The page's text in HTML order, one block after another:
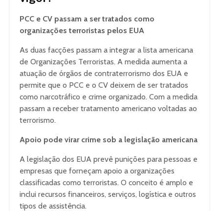
PCC e CV passam a ser tratados como
organizações terroristas pelos EUA
As duas facções passam a integrar a lista americana
de Organizações Terroristas. A medida aumenta a
atuação de órgãos de contraterrorismo dos EUA e
permite que o PCC e o CV deixem de ser tratados
como narcotráfico e crime organizado. Com a medida
passam a receber tratamento americano voltadas ao
terrorismo.
Apoio pode virar crime sob a legislação americana
A legislação dos EUA prevê punições para pessoas e
empresas que forneçam apoio a organizações
classificadas como terroristas. O conceito é amplo e
inclui recursos financeiros, serviços, logística e outros
tipos de assistência.